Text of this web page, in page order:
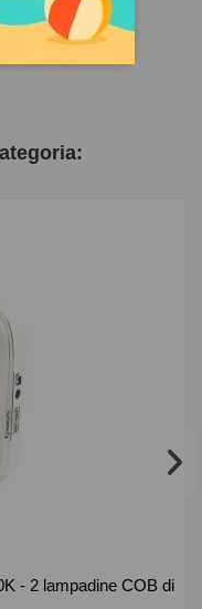
- 2 lampadine COB di